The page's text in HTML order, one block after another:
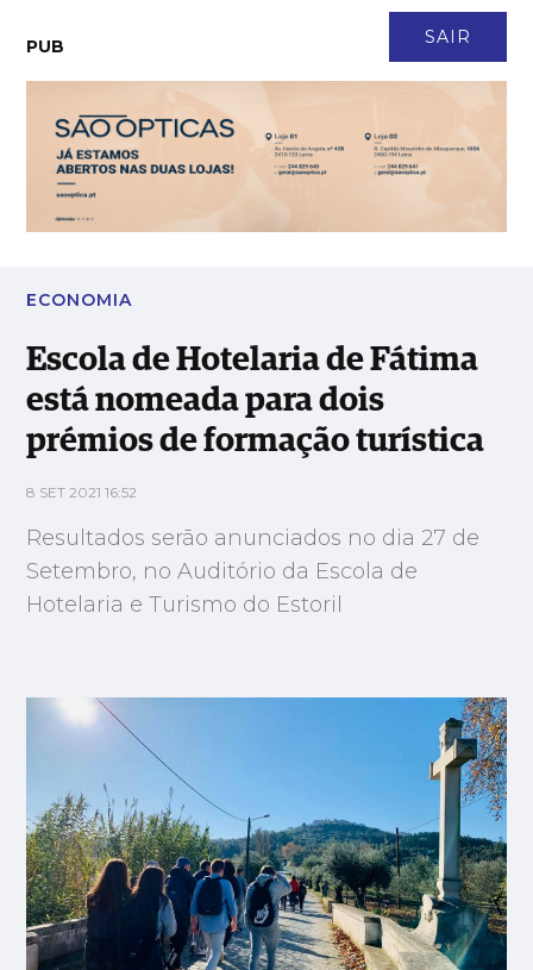
SAIR
PUB
Escola de Hotelaria de Fátima está nomeada para dois prémios
de formação turística
ECONOMIA
Escola de Hotelaria de Fátima
está nomeada para dois
prémios de formação turística
8 SET 2021 16:52
Resultados serão anunciados no dia 27 de
Setembro, no Auditório da Escola de
Hotelaria e Turismo do Estoril